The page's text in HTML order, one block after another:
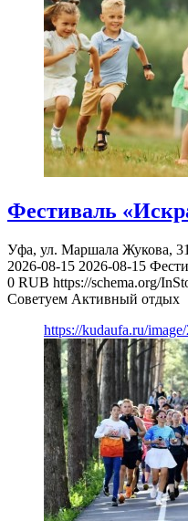
Фестиваль
Уфа, ул. Маршала Жукова, 31
2026-08-15 2026-08-15
0 RUB https://schema.org/
Советуем Активный отдых
https://kudaufa.ru/